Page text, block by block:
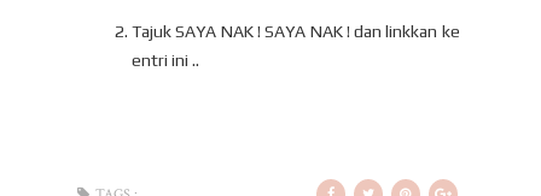
Tajuk SAYA NAK ! SAYA NAK ! dan linkkan ke
entri ini ..